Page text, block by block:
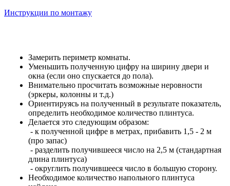
Инструкции по монтажу
Замерить периметр комнаты.
Уменьшить полученную цифру на ширину двери и
окна (если оно спускается до пола).
Внимательно просчитать возможные неровности
(эркеры, колонны и т.д.)
Ориентируясь на полученный в результате показатель,
определить необходимое количество плинтуса.
Делается это следующим образом:
- к полученной цифре в метрах, прибавить 1,5 - 2 м
(про запас)
- разделить получившееся число на 2,5 м (стандартная
длина плинтуса)
- округлить получившееся число в большую сторону.
Необходимое количество напольного плинтуса